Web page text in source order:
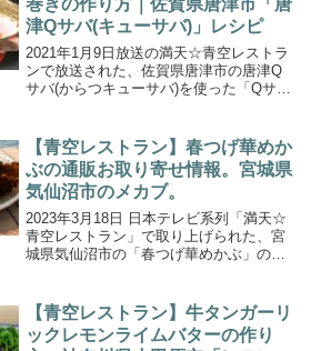
津Qサバ(キューサバ)」レシピ
2021年1月9日放送の満天☆青空レストラ
ンで放送された、佐賀県唐津市の唐津Q
サバ(からつキューサバ)を使った「Qサバ
「唐津Qサバ(からつキューサバ)」は、九
州大学と佐...
【青空レストラン】春つげ華めか
ぶの通販お取り寄せ情報。宮城県
気仙沼市のメカブ。
2023年3月18日 日本テレビ系列「満天☆
青空レストラン」で取り上げられた、宮
城県気仙沼市の「春つげ華めかぶ」の通
町で第38漁徳丸 小野寺 庄一さんが生産さ
れているメ...
【青空レストラン】牛タンガーリ
ックレモンライムバターの作り